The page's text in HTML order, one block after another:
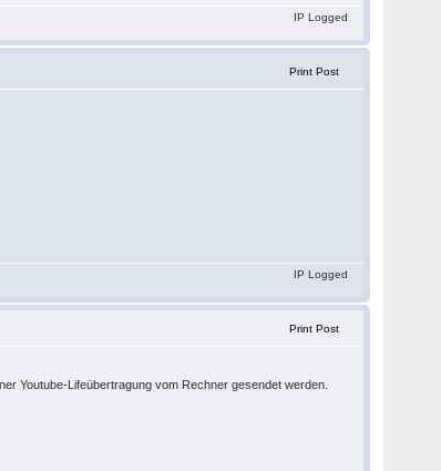
IP Logged
Print Post
IP Logged
Print Post
Youtube-Lifeübertragung vom Rechner gesendet werden.